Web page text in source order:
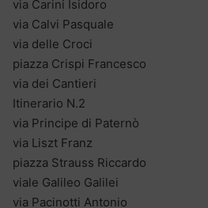
via Carini Isidoro
via Calvi Pasquale
via delle Croci
piazza Crispi Francesco
via dei Cantieri
Itinerario N.2
via Principe di Paternò
via Liszt Franz
piazza Strauss Riccardo
viale Galileo Galilei
via Pacinotti Antonio